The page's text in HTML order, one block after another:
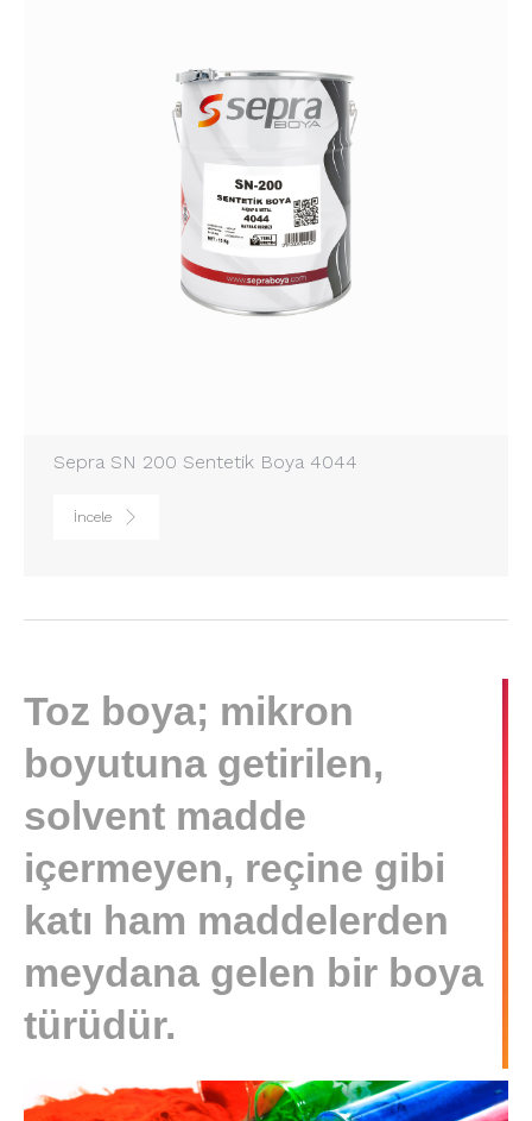
Sepra SN 200 Sentetik Boya 4044
İncele
Toz boya; mikron
boyutuna getirilen,
solvent madde
içermeyen, reçine gibi
katı ham maddelerden
meydana gelen bir boya
türüdür.